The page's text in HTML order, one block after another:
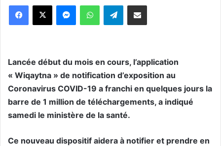
WhatsApp Telegram
Lancée début du mois en cours, l’application
« Wiqaytna » de notification d’exposition au
Coronavirus COVID-19 a franchi en quelques jours la
barre de 1 million de téléchargements, a indiqué
samedi le ministère de la santé.
Ce nouveau dispositif aidera à notifier et prendre en